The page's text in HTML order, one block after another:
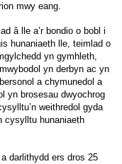
mwy eang.
â lle a’r bondio o bobl i
hunaniaeth lle, teimlad o
yn gymhleth,
yn derbyn ac yn
a chymunedol a
yn brosesau dwyochrog
weithredol gyda
cysylltu hunaniaeth
darlithydd ers dros 25